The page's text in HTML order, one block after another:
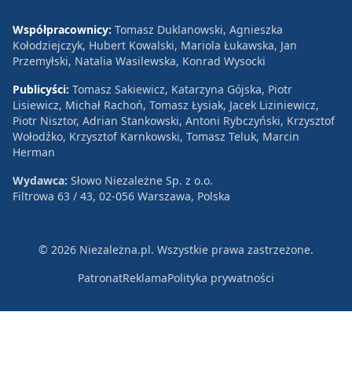
Współpracownicy: Tomasz Duklanowski, Agnieszka
Kołodziejczyk, Hubert Kowalski, Mariola Łukawska, Jan
Przemyłski, Natalia Wasilewska, Konrad Wysocki
Publicyści: Tomasz Sakiewicz, Katarzyna Gójska, Piotr
Lisiewicz, Michał Rachoń, Tomasz Łysiak, Jacek Liziniewicz,
Piotr Nisztor, Adrian Stankowski, Antoni Rybczyński, Krzysztof
Wołodźko, Krzysztof Karnkowski, Tomasz Teluk, Marcin
Herman
Wydawca: Słowo Niezależne Sp. z o.o.
Filtrowa 63 / 43, 02-056 Warszawa, Polska
© 2026 Niezależna.pl. Wszystkie prawa zastrzeżone.
PatronatReklamaPolityka prywatności